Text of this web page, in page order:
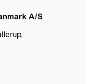
A/S